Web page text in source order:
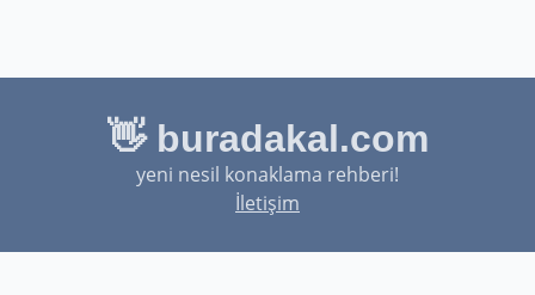
👋 buradakal.com
yeni nesil konaklama rehberi!
İletişim